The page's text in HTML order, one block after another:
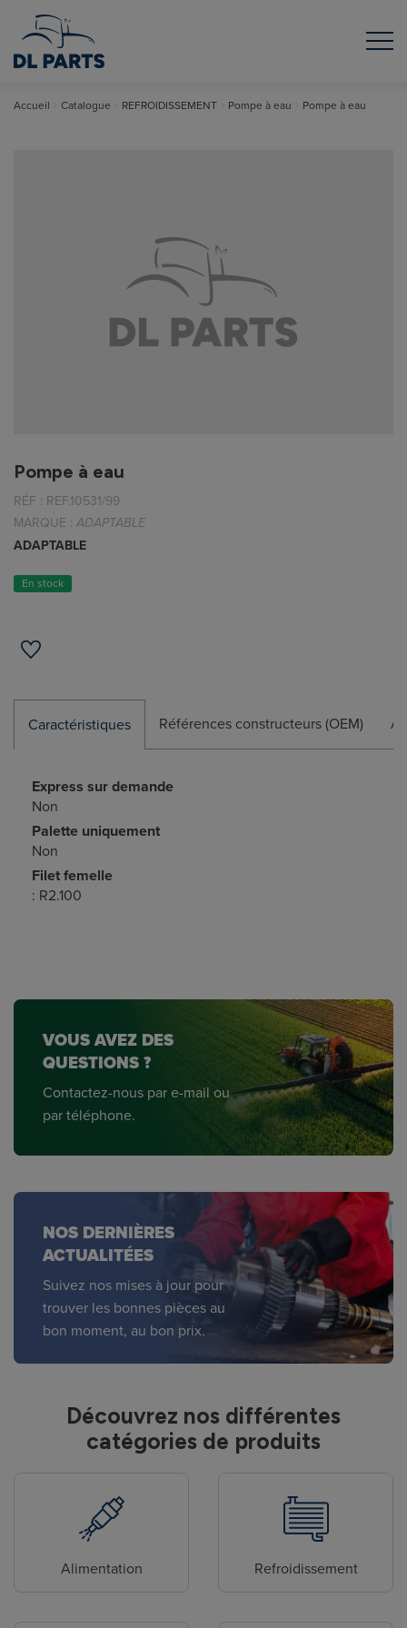
Accueil Catalogue REFROIDISSEMENT Pompe à eau Pompe à eau
Pompe à eau
RÉF : REF.10531/99
MARQUE : ADAPTABLE
ADAPTABLE
En stock
Caractéristiques Références constructeurs (OEM)
Express sur demande
Non
Palette uniquement
Non
Filet femelle
: R2.100
VOUS AVEZ DES
QUESTIONS ?
Contactez-nous par e-mail ou
par téléphone.
NOS DERNIÈRES
ACTUALITÉES
Suivez nos mises à jour pour
trouver les bonnes pièces au
bon moment, au bon prix.
Découvrez nos différentes
catégories de produits
Alimentation Refroidissement